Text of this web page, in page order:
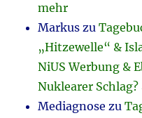
mehr
Markus zu
„Hitzewelle“ &
NiUS Werbung &
Nuklearer
Mediagnose zu